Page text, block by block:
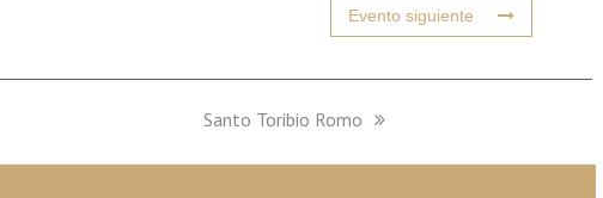
Evento siguiente
next
Santo Toribio Romo